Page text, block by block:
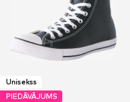
Unisekss
PIEDĀVĀJUMS